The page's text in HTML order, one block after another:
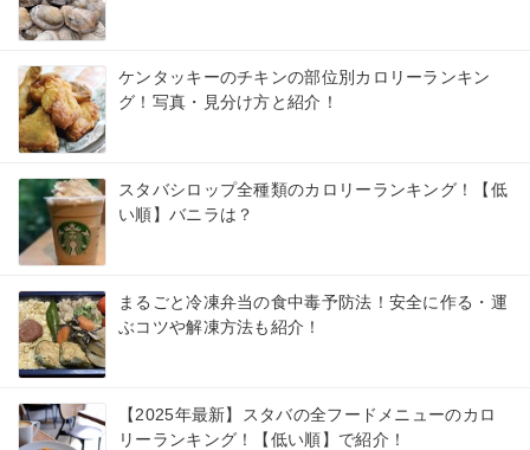
ケンタッキーのチキンの部位別カロリーランキン
グ！写真・見分け方と紹介！
スタバシロップ全種類のカロリーランキング！【低
い順】バニラは？
まるごと冷凍弁当の食中毒予防法！安全に作る・運
ぶコツや解凍方法も紹介！
【2025年最新】スタバの全フードメニューのカロ
リーランキング！【低い順】で紹介！